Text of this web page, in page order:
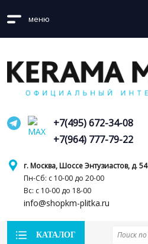
меню
г. Москва, Шоссе Энтузиастов, д. 54
Пн-Сб: с 10-00 до 20-00
Вс: с 10-00 до 18-00
info@shopkm-plitka.ru
+7(495) 672-34-08
+7(964) 777-79-22
КАТАЛОГ